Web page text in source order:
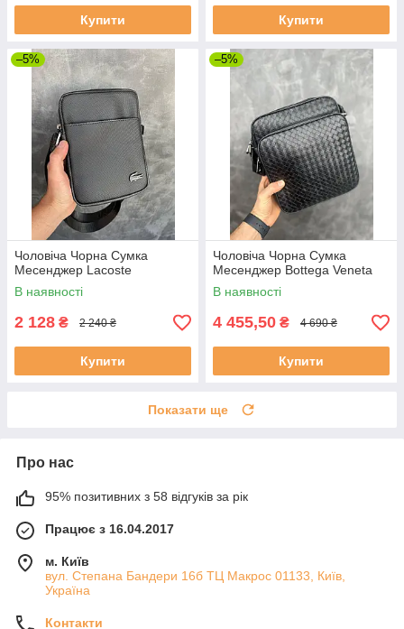
Купити Купити
–5%
Чоловіча Чорна Сумка
Месенджер Lacoste
В наявності
2 128 ₴ 2 240 ₴
Купити
–5%
Чоловіча Чорна Сумка
Месенджер Bottega Veneta
В наявності
4 455,50 ₴ 4 690 ₴
Купити
Показати ще
Про нас
95% позитивних з 58 відгуків за рік
Працює з 16.04.2017
м. Київ
вул. Степана Бандери 16б ТЦ Макрос 01133, Київ,
Україна
Контакти